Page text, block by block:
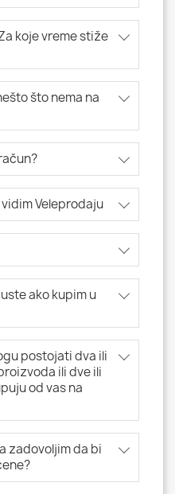
koje vreme stiže
što nema na
Veleprodaju
ako kupim u
postojati dva ili
ili dve ili
od vas na
zadovoljim da bi